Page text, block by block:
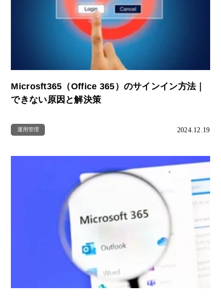
Microsft365（Office 365）のサインイン方法｜
できない原因と解決策
運用管理 2024.12.19